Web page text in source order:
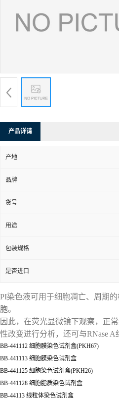
产品详请
产地
品牌
货号
用途
包装规格
是否进口
PI染色液可用于细胞凋亡、周期
胞。
因此，在荧光显微镜下观察，正
性改变进行分析，还可与RNase A
BB-441112 细胞膜染色试剂盒(PKH67)
BB-441113 细胞膜染色试剂盒
BB-441125 细胞染色试剂盒(PKH26)
BB-441128 细胞脂质染色试剂盒
BB-44113 线粒体染色试剂盒